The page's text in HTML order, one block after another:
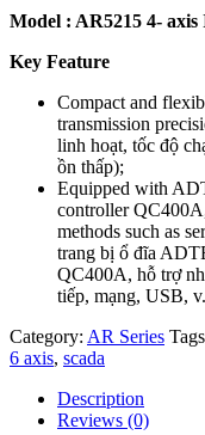
Model : AR5215 4-
Key Feature
Compact and
transmission
linh hoạt, tốc độ
ồn thấp);
Equipped with
controller
methods such as
trang bị ổ đĩa
QC400A, hỗ trợ
tiếp, mạng, USB,
Category: AR Series
6 axis, scada
Description
Reviews (0)